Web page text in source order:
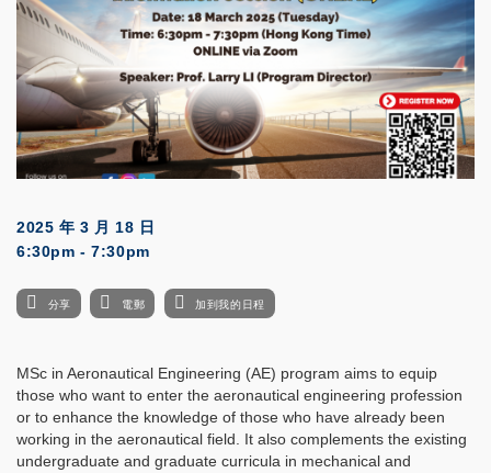
2025 年 3 月 18 日
6:30pm - 7:30pm
分享 電郵 加到我的日程
MSc in Aeronautical Engineering (AE) program aims to equip
those who want to enter the aeronautical engineering profession
or to enhance the knowledge of those who have already been
working in the aeronautical field. It also complements the existing
undergraduate and graduate curricula in mechanical and